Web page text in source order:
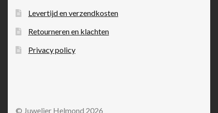
Levertijd en verzendkosten
Retourneren en klachten
Privacy policy
© Juwelier Helmond 2026